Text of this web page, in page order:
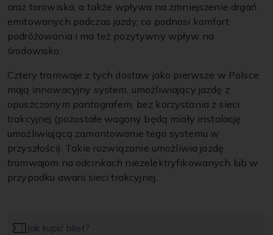
oraz torowiska, a także wpływa na zmniejszenie drgań
emitowanych podczas jazdy, co podnosi komfort
podróżowania i ma też pozytywny wpływ na
środowisko.
Cztery tramwaje z tych dostaw jako pierwsze w Polsce
mają innowacyjny system, umożliwiający jazdę z
opuszczonym pantografem, bez korzystania z sieci
trakcyjnej (pozostałe wagony będą miały instalację
umożliwiającą zamontowanie tego systemu w
przyszłości). Takie rozwiązanie umożliwia jazdę
tramwajom na odcinkach niezelektryfikowanych lub w
przypadku awarii sieci trakcyjnej.
Jak kupić bilet?